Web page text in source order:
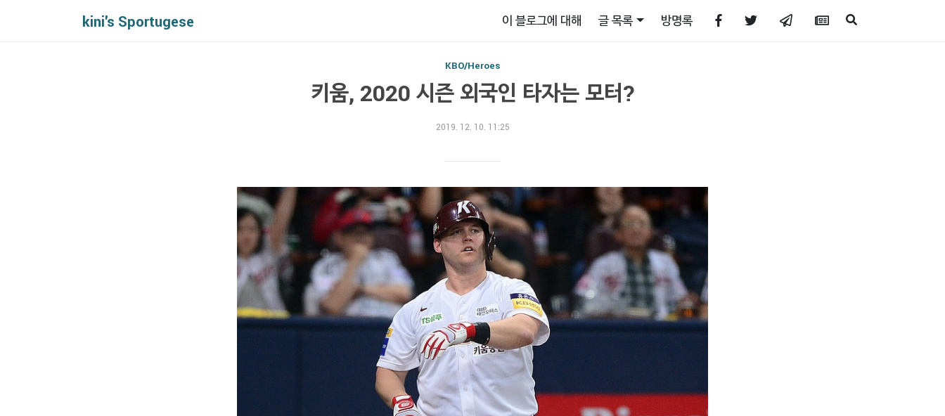
kini's Sportugese 이 블로그에 대해 글 목록 방명록
KBO/Heroes
키움, 2020 시즌 외국인 타자는 모터?
2019. 12. 10. 11:25